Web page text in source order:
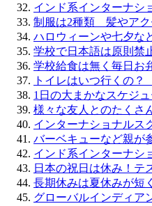
インド系インターナシ
制服は2種類 髪やアク
ハロウィーンや七夕な
学校で日本語は原則禁
学校給食は無く毎日お
トイレはいつ行くの
1日の大まかなスケジ
様々な友人とのたくさ
インターナショナルス
バーベキューなど親が
インド系インターナシ
日本の祝日は休み！テ
長期休みは夏休みが短
グローバルインディア